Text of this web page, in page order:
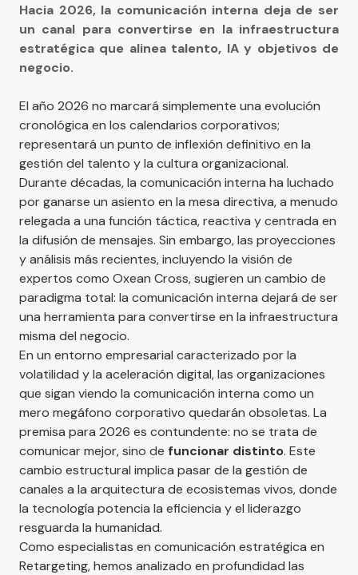
Hacia 2026, la comunicación interna deja de ser
un canal para convertirse en la infraestructura
estratégica que alinea talento, IA y objetivos de
negocio.
El año 2026 no marcará simplemente una evolución
cronológica en los calendarios corporativos;
representará un punto de inflexión definitivo en la
gestión del talento y la cultura organizacional.
Durante décadas, la comunicación interna ha luchado
por ganarse un asiento en la mesa directiva, a menudo
relegada a una función táctica, reactiva y centrada en
la difusión de mensajes. Sin embargo, las proyecciones
y análisis más recientes, incluyendo la visión de
expertos como Oxean Cross, sugieren un cambio de
paradigma total: la comunicación interna dejará de ser
una herramienta para convertirse en la infraestructura
misma del negocio.
En un entorno empresarial caracterizado por la
volatilidad y la aceleración digital, las organizaciones
que sigan viendo la comunicación interna como un
mero megáfono corporativo quedarán obsoletas. La
premisa para 2026 es contundente: no se trata de
comunicar mejor, sino de funcionar distinto. Este
cambio estructural implica pasar de la gestión de
canales a la arquitectura de ecosistemas vivos, donde
la tecnología potencia la eficiencia y el liderazgo
resguarda la humanidad.
Como especialistas en comunicación estratégica en
Retargeting, hemos analizado en profundidad las